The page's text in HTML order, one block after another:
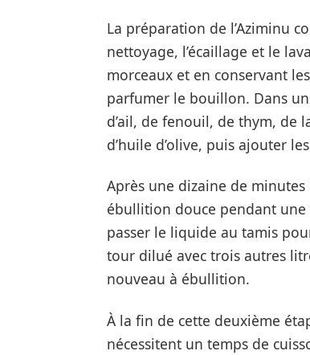
La préparation de l’Aziminu
nettoyage, l’écaillage et le
morceaux et en conservant
parfumer le bouillon. Dans
d’ail, de fenouil, de thym, de
d’huile d’olive, puis ajouter
Après une dizaine de
ébullition douce pendant une
passer le liquide au tamis
tour dilué avec trois autres
nouveau à ébullition.
À la fin de cette deuxième
nécessitent un temps de